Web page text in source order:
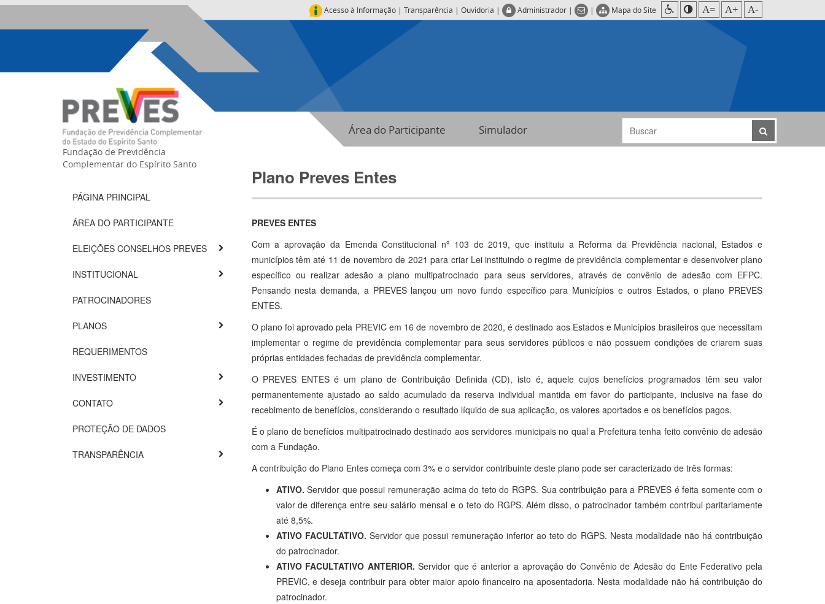
Acesso à Informação | Transparência | Ouvidoria | Administrador | | Mapa do Site A= A+ A-
Área do Participante Simulador
Fundação de Previdência
Complementar do Espírito Santo
PÁGINA PRINCIPAL
ÁREA DO PARTICIPANTE
ELEIÇÕES CONSELHOS PREVES
INSTITUCIONAL
PATROCINADORES
PLANOS
REQUERIMENTOS
INVESTIMENTO
CONTATO
PROTEÇÃO DE DADOS
TRANSPARÊNCIA
Plano Preves Entes
PREVES ENTES
Com a aprovação da Emenda Constitucional nº 103 de 2019, que instituiu a Reforma da Previdência nacional, Estados e
municípios têm até 11 de novembro de 2021 para criar Lei instituindo o regime de previdência complementar e desenvolver plano
específico ou realizar adesão a plano multipatrocinado para seus servidores, através de convênio de adesão com EFPC.
Pensando nesta demanda, a PREVES lançou um novo fundo específico para Municípios e outros Estados, o plano PREVES
ENTES.
O plano foi aprovado pela PREVIC em 16 de novembro de 2020, é destinado aos Estados e Municípios brasileiros que necessitam
implementar o regime de previdência complementar para seus servidores públicos e não possuem condições de criarem suas
próprias entidades fechadas de previdência complementar.
O PREVES ENTES é um plano de Contribuição Definida (CD), isto é, aquele cujos benefícios programados têm seu valor
permanentemente ajustado ao saldo acumulado da reserva individual mantida em favor do participante, inclusive na fase do
recebimento de benefícios, considerando o resultado líquido de sua aplicação, os valores aportados e os benefícios pagos.
É o plano de benefícios multipatrocinado destinado aos servidores municipais no qual a Prefeitura tenha feito convênio de adesão
com a Fundação.
A contribuição do Plano Entes começa com 3% e o servidor contribuinte deste plano pode ser caracterizado de três formas:
ATIVO. Servidor que possui remuneração acima do teto do RGPS. Sua contribuição para a PREVES é feita somente com o
valor de diferença entre seu salário mensal e o teto do RGPS. Além disso, o patrocinador também contribui paritariamente
até 8,5%.
ATIVO FACULTATIVO. Servidor que possui remuneração inferior ao teto do RGPS. Nesta modalidade não há contribuição
do patrocinador.
ATIVO FACULTATIVO ANTERIOR. Servidor que é anterior a aprovação do Convênio de Adesão do Ente Federativo pela
PREVIC, e deseja contribuir para obter maior apoio financeiro na aposentadoria. Nesta modalidade não há contribuição do
patrocinador.